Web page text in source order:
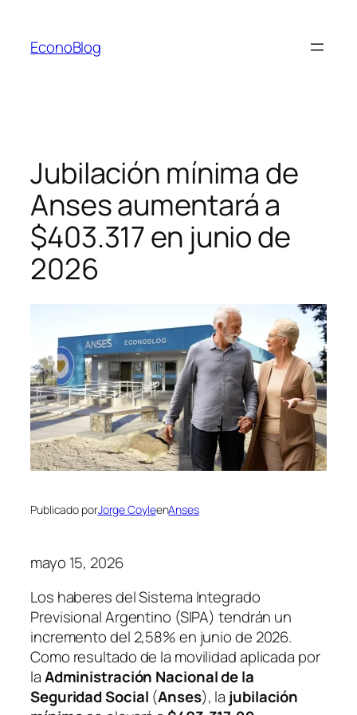
contenido
EconoBlog
Jubilación mínima de
Anses aumentará a
$403.317 en junio de
2026
Publicado porJorge CoyleenAnses
mayo 15, 2026
Los haberes del Sistema Integrado
Previsional Argentino (SIPA) tendrán un
incremento del 2,58% en junio de 2026.
Como resultado de la movilidad aplicada por
laAdministración Nacional de la
Seguridad Social (Anses), la jubilación